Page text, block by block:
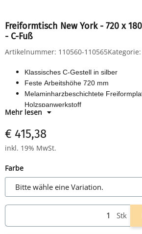
Freiformtisch New York - 720 x
- C-Fuß
Artikelnummer: 110560-110565Kategorie:
Klassisches C-Gestell in silber
Feste Arbeitshöhe 720 mm
Melaminharzbeschichtete
Holzspanwerkstoff
Horizontale Kabelwanne
Mehr lesen
€ 415,38
inkl. 19% MwSt.
Farbe
Bitte wähle eine Variation.
Stk